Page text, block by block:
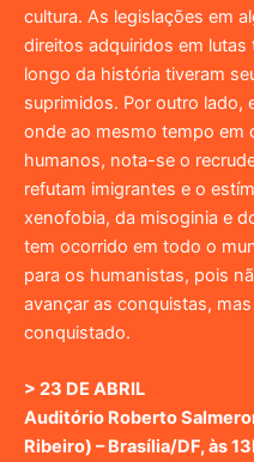
cultura. As legislações em
direitos adquiridos em
longo da história tiveram
suprimidos. Por outro lado,
onde ao mesmo tempo em
humanos, nota-se o
refutam imigrantes e o
xenofobia, da misoginia e
tem ocorrido em todo o
para os humanistas, pois
avançar as conquistas,
conquistado.
> 23 DE ABRIL
Auditório Roberto
Ribeiro) – Brasília/DF, às